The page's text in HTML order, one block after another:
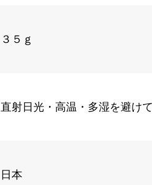
３５ｇ
直射日光・高温・多湿を避け
日本